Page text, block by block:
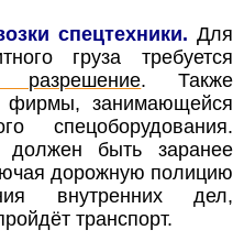
спецтехники. Для
груза требуется
разрешение. Также
фирмы, занимающейся
спецоборудования.
быть заранее
дорожную полицию
внутренних дел,
транспорт.